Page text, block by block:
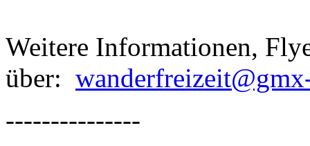
Weitere Informationen,
über:
---------------